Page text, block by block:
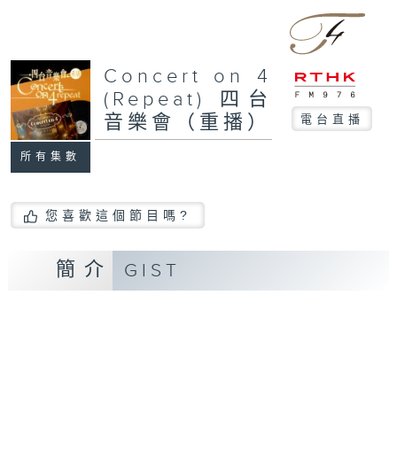
所有集數
Concert on 4
(Repeat) 四台
音樂會（重播）
電台直播
您喜歡這個節目嗎?
簡介 GIST